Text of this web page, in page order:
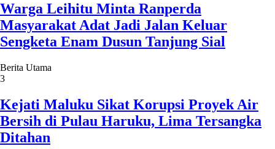
Warga Leihitu Minta Ranperda
Masyarakat Adat Jadi Jalan Keluar
Sengketa Enam Dusun Tanjung Sial
Berita Utama
3
Kejati Maluku Sikat Korupsi Proyek Air
Bersih di Pulau Haruku, Lima Tersangka
Ditahan